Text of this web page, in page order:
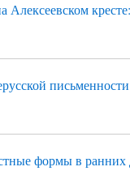
Алексеевском
письменности
формы в ранних